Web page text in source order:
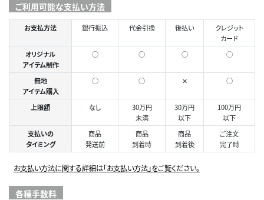
ご利用可能な支払い方法
お支払方法 銀行振込 代金引換 後払い
クレジット
カード
オリジナル
アイテム制作
○ ○ ○ ◯
無地
アイテム購入
○ ○ ✕ ○
上限額 なし
30万円
未満
30万円
以下
100万円
以下
支払いの
タイミング
商品
発送前
商品
到着時
商品
到着後
ご注文
完了時
お支払い方法に関する詳細は「お支払い方法」をご覧ください。
各種手数料